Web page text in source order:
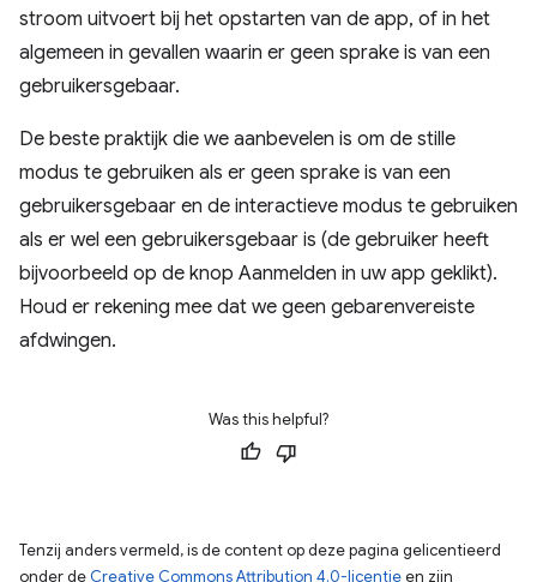
stroom uitvoert bij het opstarten van de app, of in het
algemeen in gevallen waarin er geen sprake is van een
gebruikersgebaar.
De beste praktijk die we aanbevelen is om de stille
modus te gebruiken als er geen sprake is van een
gebruikersgebaar en de interactieve modus te gebruiken
als er wel een gebruikersgebaar is (de gebruiker heeft
bijvoorbeeld op de knop Aanmelden in uw app geklikt).
Houd er rekening mee dat we geen gebarenvereiste
afdwingen.
Was this helpful?
Tenzij anders vermeld, is de content op deze pagina gelicentieerd
onder de Creative Commons Attribution 4.0-licentieen zijn